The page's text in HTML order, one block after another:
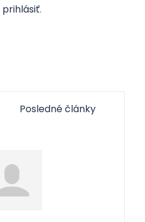
prihlásiť.
Posledné články